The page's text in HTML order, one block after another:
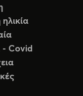
ηλικία
- Covid